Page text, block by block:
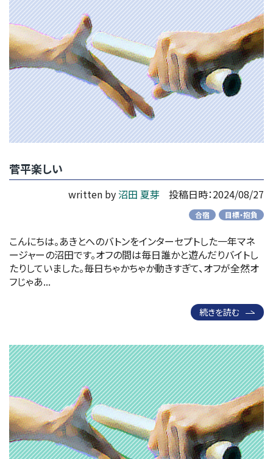
菅平楽しい
written by沼田 夏芽 投稿日時：2024/08/27
合宿 目標・抱負
こんにちは。あきとへのバトンをインターセプトした一年マネ
ージャーの沼田です。オフの間は毎日誰かと遊んだりバイトし
たりしていました。毎日ちゃかちゃか動きすぎて、オフが全然オ
フじゃあ...
続きを読む